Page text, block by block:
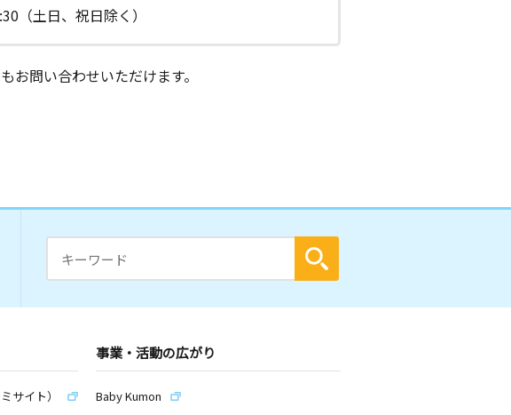
（土日、祝日除く）
お問い合わせいただけます。
サイト）
事業・活動の広がり
Baby Kumon